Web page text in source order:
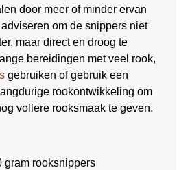
door meer of minder ervan
om de snippers niet
maar direct en droog te
bereidingen met veel rook,
gebruiken of gebruik een
rookontwikkeling om
vollere rooksmaak te geven.
gram rooksnippers